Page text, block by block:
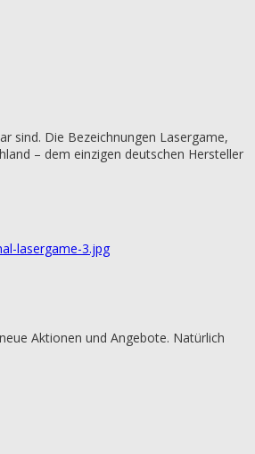
sind. Die Bezeichnungen Lasergame,
– dem einzigen deutschen Hersteller
Aktionen und Angebote. Natürlich